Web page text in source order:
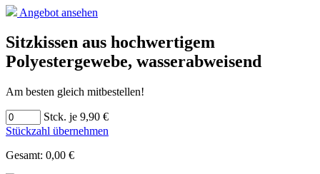
Angebot ansehen
Sitzkissen aus hochwertigem
Polyestergewebe, wasserabweisend
Am besten gleich mitbestellen!
Stck. je 9,90 €
Stückzahl übernehmen
Gesamt: 0,00 €